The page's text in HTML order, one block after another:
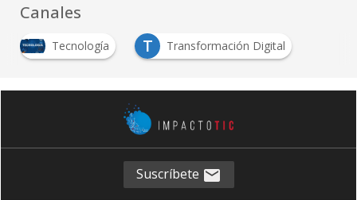
Canales
Tecnología T Transformación Digital
Suscríbete